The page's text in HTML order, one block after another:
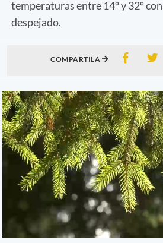
temperaturas entre 14º y 32º
despejado.
COMPARTILA